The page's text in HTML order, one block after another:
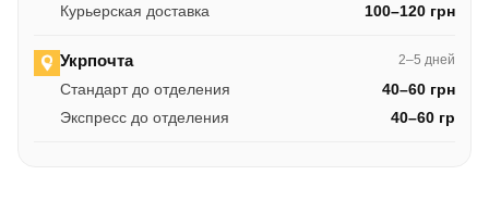
Курьерская доставка
100–120 грн
Укрпочта 2–5 дней
Стандарт до отделения
40–60 грн
Экспресс до отделения
40–60 гр